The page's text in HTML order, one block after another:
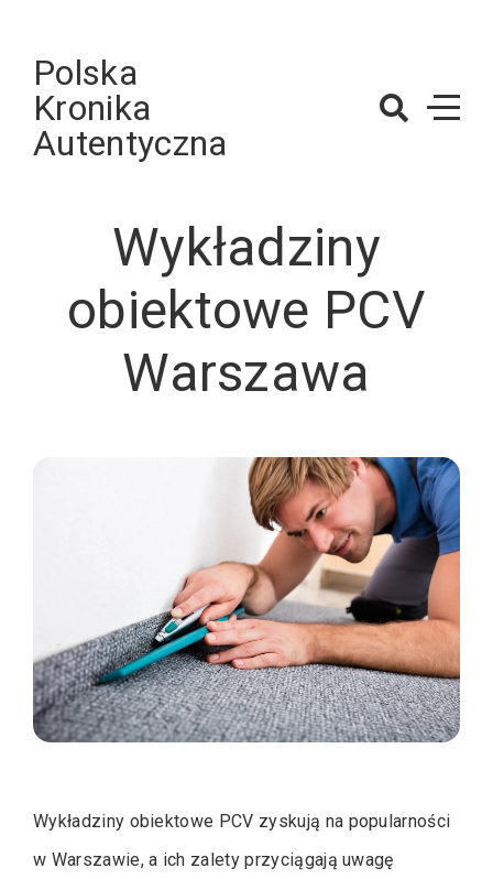
contentPolska
Kronika
Autentyczna
Wykładziny
obiektowe PCV
Warszawa
Wykładziny obiektowe PCV zyskują na popularności
w Warszawie, a ich zalety przyciągają uwagę